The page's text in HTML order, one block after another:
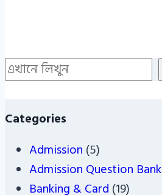
Search
Categories
Admission (5)
Admission Question Bank
Banking & Card (19)